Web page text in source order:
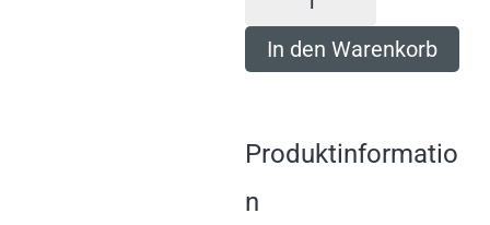
In den Warenkorb
Produktinformatio
n